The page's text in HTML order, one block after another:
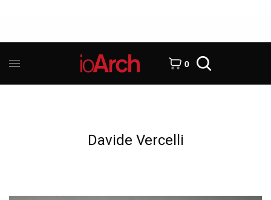
0
Davide Vercelli